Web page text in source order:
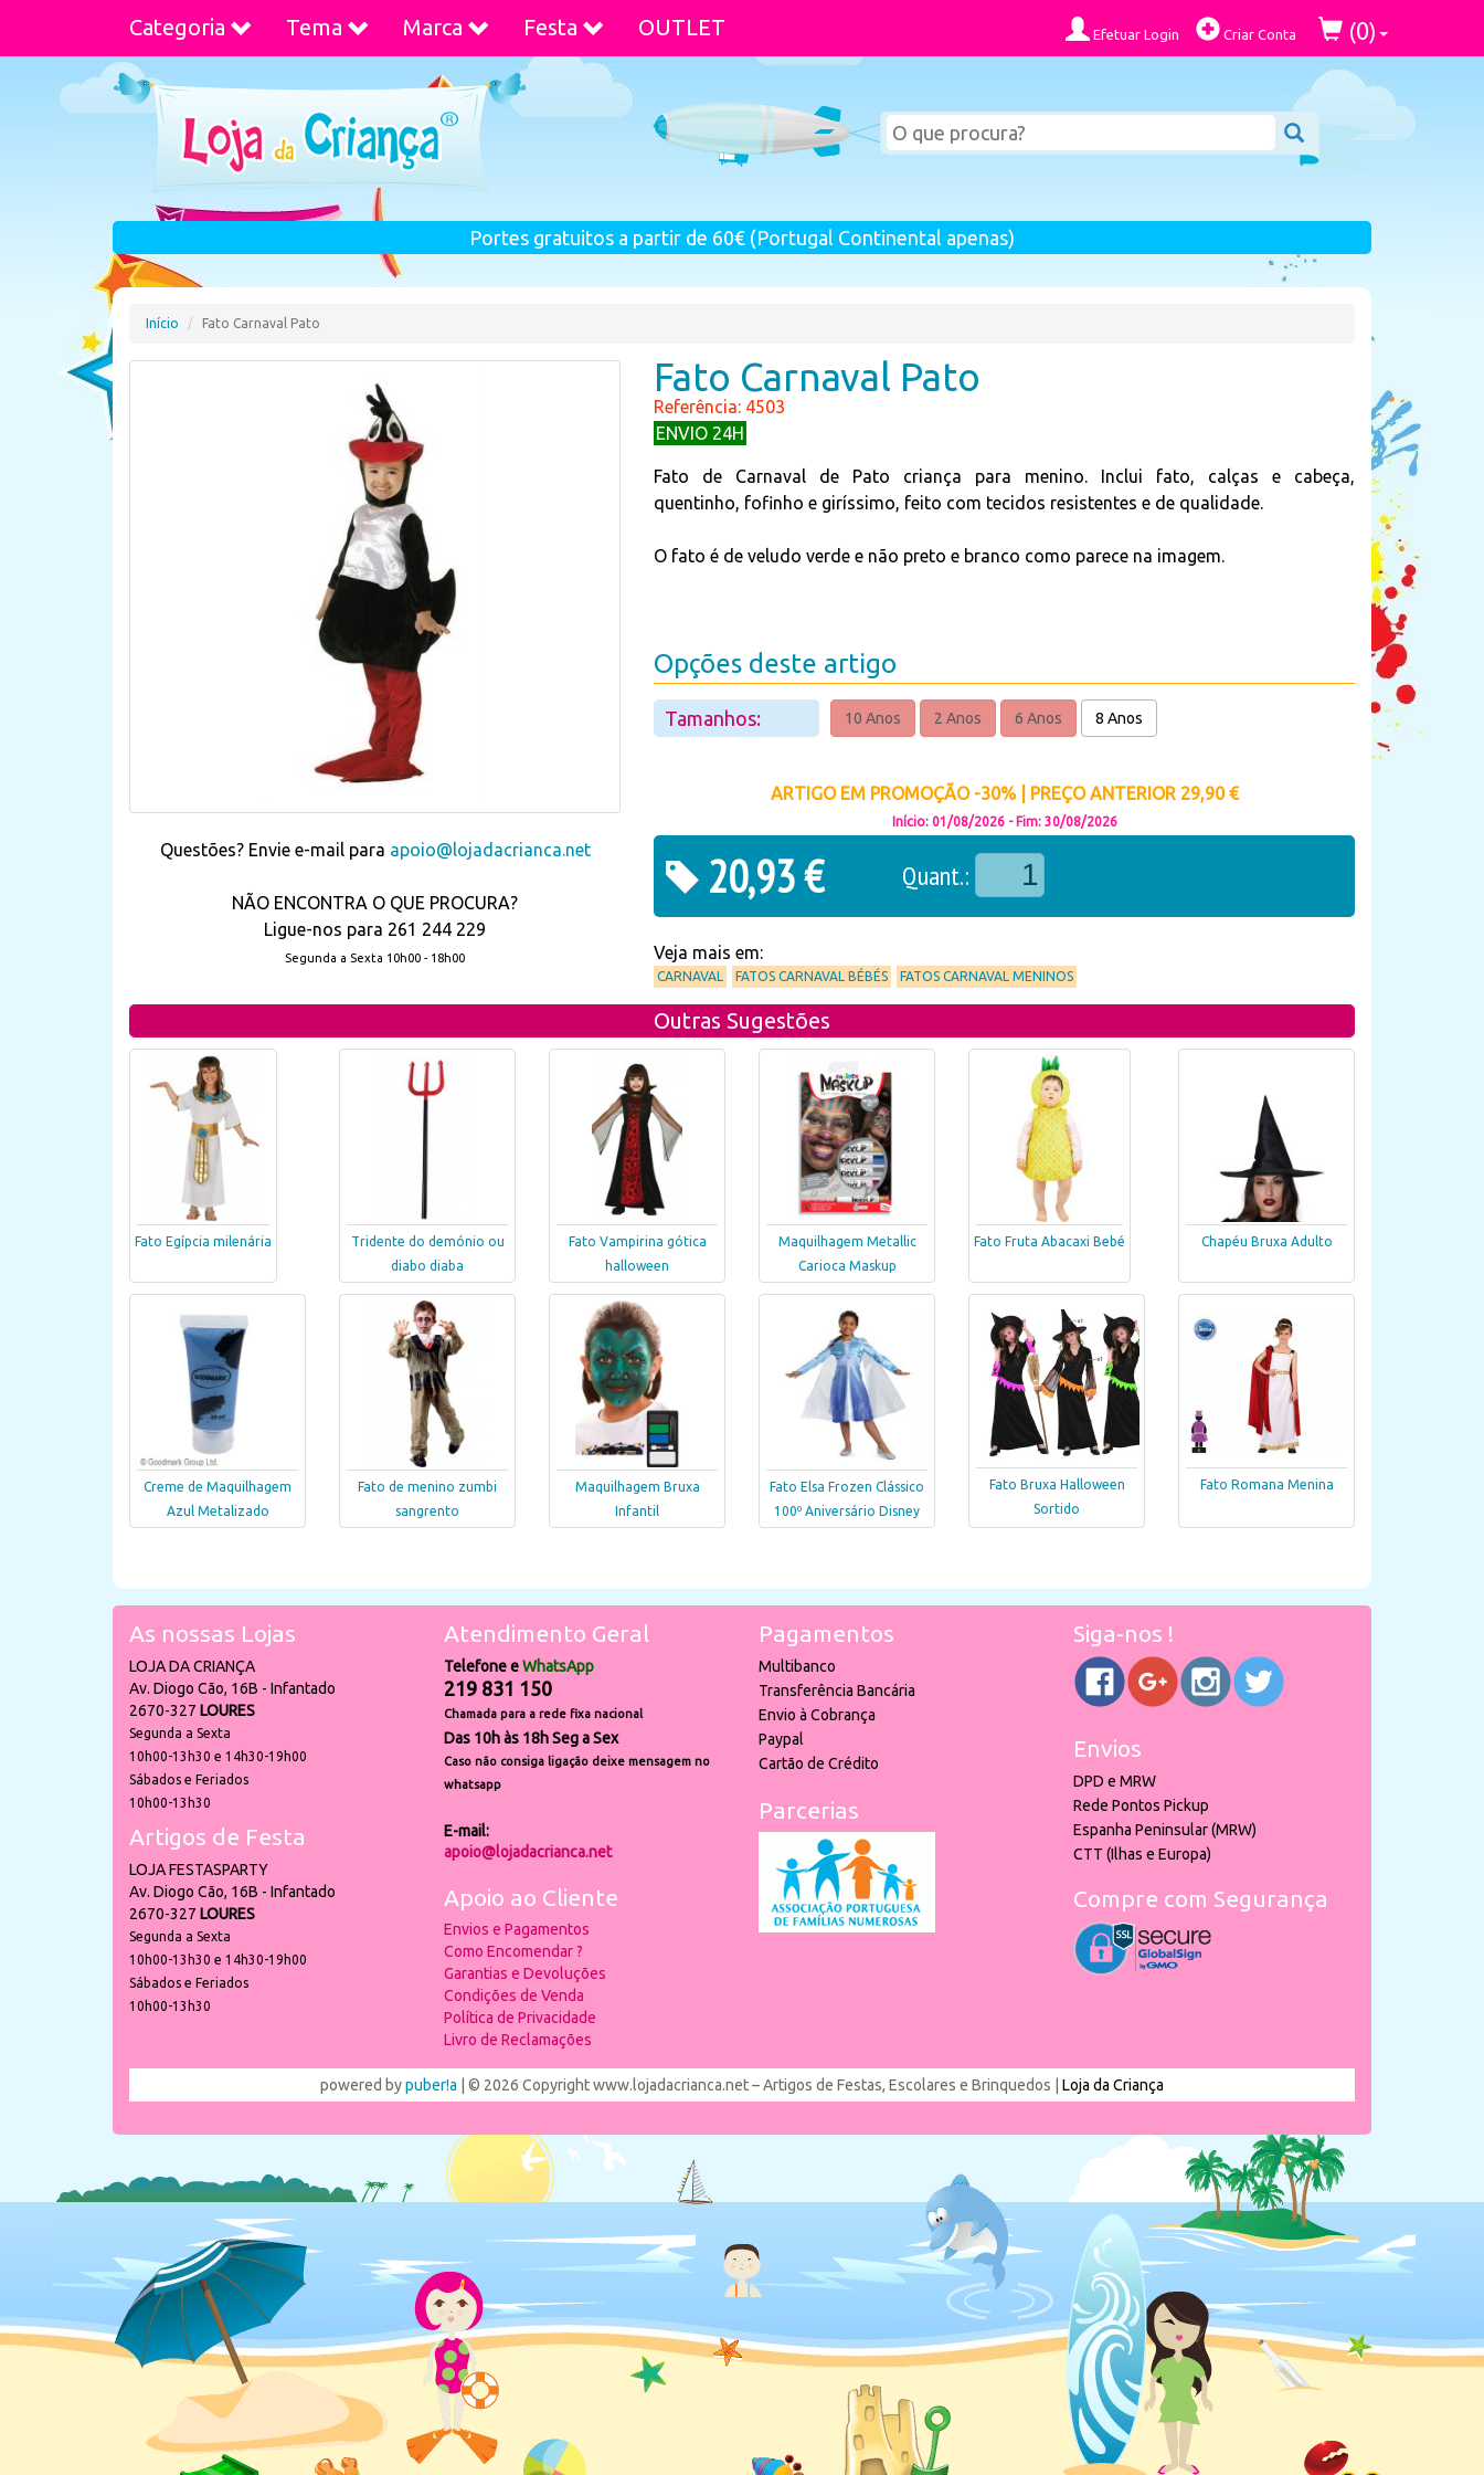
Categoria Tema Marca Festa OUTLET Efetuar Login Criar Conta (0)
Portes gratuitos a partir de 60€ (Portugal Continental apenas)
Início Fato Carnaval Pato
Questões? Envie e-mail para apoio@lojadacrianca.net
NÃO ENCONTRA O QUE PROCURA?
Ligue-nos para 261 244 229
Segunda a Sexta 10h00 - 18h00
Fato Carnaval Pato
Referência: 4503
ENVIO 24H
Fato de Carnaval de Pato criança para menino. Inclui fato, calças e cabeça,
quentinho, fofinho e giríssimo, feito com tecidos resistentes e de qualidade.
O fato é de veludo verde e não preto e branco como parece na imagem.
Opções deste artigo
Tamanhos: 10 Anos 2 Anos 6 Anos 8 Anos
ARTIGO EM PROMOÇÃO -30% | PREÇO ANTERIOR 29,90 €
Início: 01/08/2026 - Fim: 30/08/2026
20,93 € Quant.:
Veja mais em:
CARNAVAL FATOS CARNAVAL BÉBÉS FATOS CARNAVAL MENINOS
Outras Sugestões
Fato Egípcia milenária
Tridente do demónio ou
diabo diaba
Fato Vampirina gótica
halloween
Maquilhagem Metallic
Carioca Maskup
Fato Fruta Abacaxi Bebé Chapéu Bruxa Adulto
Creme de Maquilhagem
Azul Metalizado
Fato de menino zumbi
sangrento
Maquilhagem Bruxa
Infantil
Fato Elsa Frozen Clássico
100º Aniversário Disney
Fato Bruxa Halloween
Sortido
Fato Romana Menina
As nossas Lojas
LOJA DA CRIANÇA
Av. Diogo Cão, 16B - Infantado
2670-327 LOURES
Segunda a Sexta
10h00-13h30 e 14h30-19h00
Sábados e Feriados
10h00-13h30
Artigos de Festa
LOJA FESTASPARTY
Av. Diogo Cão, 16B - Infantado
2670-327 LOURES
Segunda a Sexta
10h00-13h30 e 14h30-19h00
Sábados e Feriados
10h00-13h30
Atendimento Geral
Telefone eWhatsApp
219 831 150
Chamada para a rede fixa nacional
Das 10h às 18h Seg a Sex
Caso não consiga ligação deixe mensagem no
whatsapp
E-mail:
apoio@lojadacrianca.net
Apoio ao Cliente
Envios e Pagamentos
Como Encomendar ?
Garantias e Devoluções
Condições de Venda
Política de Privacidade
Livro de Reclamações
Pagamentos
Multibanco
Transferência Bancária
Envio à Cobrança
Paypal
Cartão de Crédito
Parcerias
Siga-nos !
Envios
DPD e MRW
Rede Pontos Pickup
Espanha Peninsular (MRW)
CTT (Ilhas e Europa)
Compre com Segurança
powered bypuber!a | © 2026 Copyright www.lojadacrianca.net – Artigos de Festas, Escolares e Brinquedos | Loja da Criança